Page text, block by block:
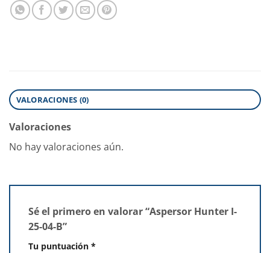
VALORACIONES (0)
Valoraciones
No hay valoraciones aún.
Sé el primero en valorar “Aspersor Hunter I-
25-04-B”
Tu puntuación *